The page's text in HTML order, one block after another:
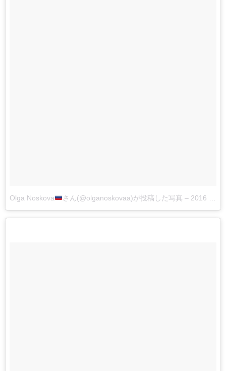
Olga Noskova さん(@olganoskovaa)が投稿した写真 – 2016 5月 9 9:19午前 PDT